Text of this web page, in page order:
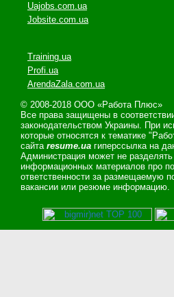
Uajobs.com.ua
Jobsite.com.ua
Training.ua
Profi.ua
ArendaZala.com.ua
© 2008-2018 ООО «Работа Плюс»
Все права защищены в
законодательством Украины. При
которые относятся к тематике
сайта resume.ua гиперссылка на
Администрация может не разделять
информационных материалов про
ответственности за размещаемую
вакансии или резюме информацию.